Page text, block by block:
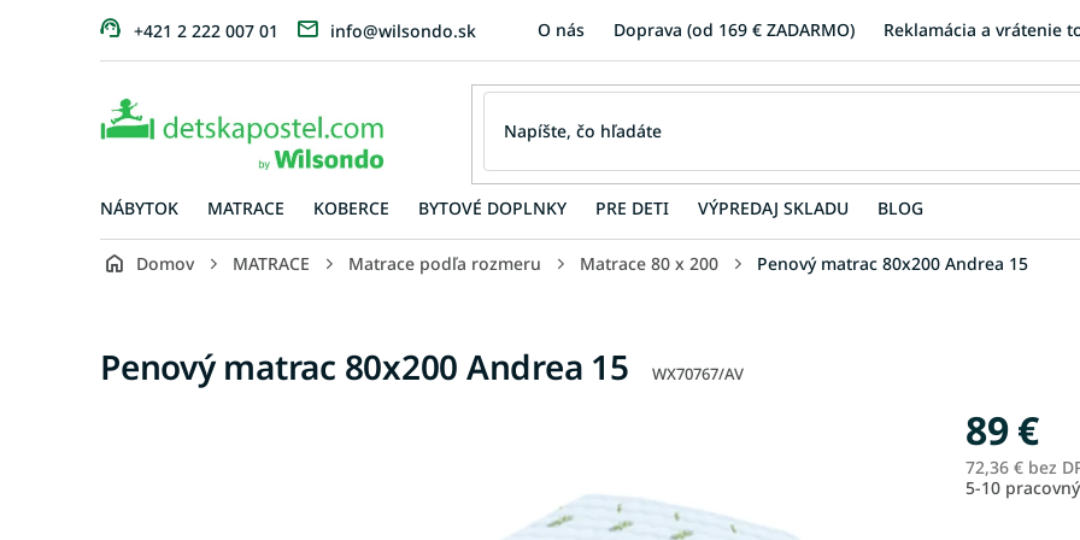
+421 2 222 007 01 info@wilsondo.sk O nás Doprava (od 169 € ZADARMO) Reklamácia a vrátenie
NÁBYTOK MATRACE KOBERCE BYTOVÉ DOPLNKY PRE DETI VÝPREDAJ SKLADU BLOG
Domov MATRACE Matrace podľa rozmeru Matrace 80 x 200 Penový matrac 80x200 Andrea 15
Penový matrac 80x200 Andrea 15 WX70767/AV
89 €
72,36 € bez
5-10